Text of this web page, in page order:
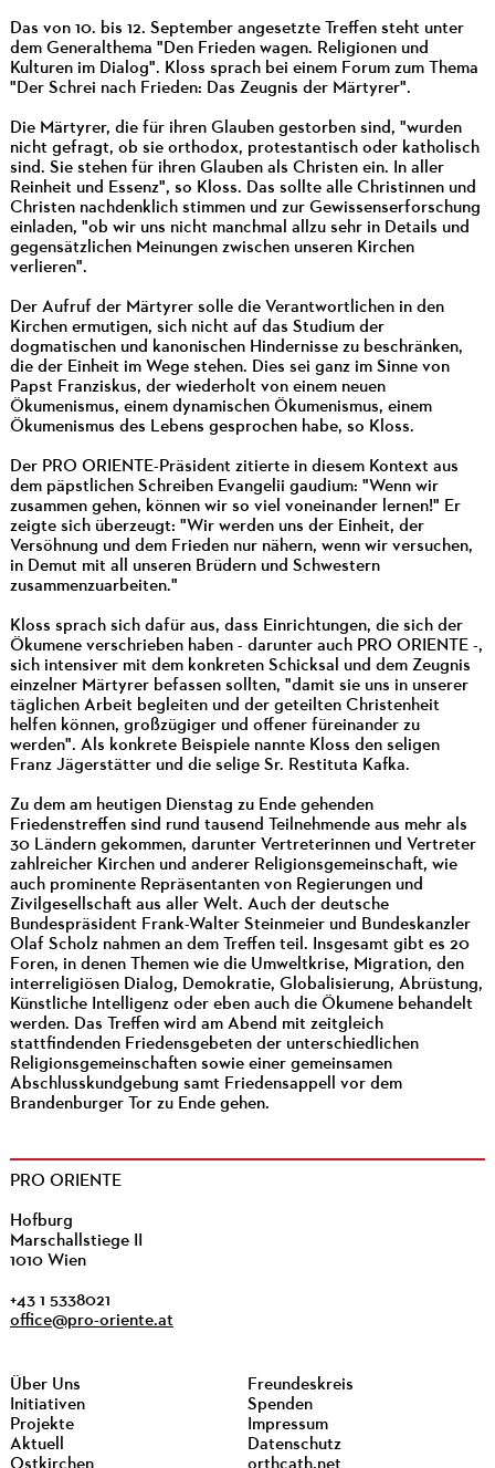
Das von 10. bis 12. September angesetzte Treffen steht unter
dem Generalthema "Den Frieden wagen. Religionen und
Kulturen im Dialog". Kloss sprach bei einem Forum zum Thema
"Der Schrei nach Frieden: Das Zeugnis der Märtyrer".
Die Märtyrer, die für ihren Glauben gestorben sind, "wurden
nicht gefragt, ob sie orthodox, protestantisch oder katholisch
sind. Sie stehen für ihren Glauben als Christen ein. In aller
Reinheit und Essenz", so Kloss. Das sollte alle Christinnen und
Christen nachdenklich stimmen und zur Gewissenserforschung
einladen, "ob wir uns nicht manchmal allzu sehr in Details und
gegensätzlichen Meinungen zwischen unseren Kirchen
verlieren".
Der Aufruf der Märtyrer solle die Verantwortlichen in den
Kirchen ermutigen, sich nicht auf das Studium der
dogmatischen und kanonischen Hindernisse zu beschränken,
die der Einheit im Wege stehen. Dies sei ganz im Sinne von
Papst Franziskus, der wiederholt von einem neuen
Ökumenismus, einem dynamischen Ökumenismus, einem
Ökumenismus des Lebens gesprochen habe, so Kloss.
Der PRO ORIENTE-Präsident zitierte in diesem Kontext aus
dem päpstlichen Schreiben Evangelii gaudium: "Wenn wir
zusammen gehen, können wir so viel voneinander lernen!" Er
zeigte sich überzeugt: "Wir werden uns der Einheit, der
Versöhnung und dem Frieden nur nähern, wenn wir versuchen,
in Demut mit all unseren Brüdern und Schwestern
zusammenzuarbeiten."
Kloss sprach sich dafür aus, dass Einrichtungen, die sich der
Ökumene verschrieben haben - darunter auch PRO ORIENTE -,
sich intensiver mit dem konkreten Schicksal und dem Zeugnis
einzelner Märtyrer befassen sollten, "damit sie uns in unserer
täglichen Arbeit begleiten und der geteilten Christenheit
helfen können, großzügiger und offener füreinander zu
werden". Als konkrete Beispiele nannte Kloss den seligen
Franz Jägerstätter und die selige Sr. Restituta Kafka.
Zu dem am heutigen Dienstag zu Ende gehenden
Friedenstreffen sind rund tausend Teilnehmende aus mehr als
30 Ländern gekommen, darunter Vertreterinnen und Vertreter
zahlreicher Kirchen und anderer Religionsgemeinschaft, wie
auch prominente Repräsentanten von Regierungen und
Zivilgesellschaft aus aller Welt. Auch der deutsche
Bundespräsident Frank-Walter Steinmeier und Bundeskanzler
Olaf Scholz nahmen an dem Treffen teil. Insgesamt gibt es 20
Foren, in denen Themen wie die Umweltkrise, Migration, den
interreligiösen Dialog, Demokratie, Globalisierung, Abrüstung,
Künstliche Intelligenz oder eben auch die Ökumene behandelt
werden. Das Treffen wird am Abend mit zeitgleich
stattfindenden Friedensgebeten der unterschiedlichen
Religionsgemeinschaften sowie einer gemeinsamen
Abschlusskundgebung samt Friedensappell vor dem
Brandenburger Tor zu Ende gehen.
PRO ORIENTE
Hofburg
Marschallstiege II
1010 Wien
+43 1 5338021
office@pro-oriente.at
Über Uns
Initiativen
Projekte
Aktuell
Freundeskreis
Spenden
Impressum
Datenschutz